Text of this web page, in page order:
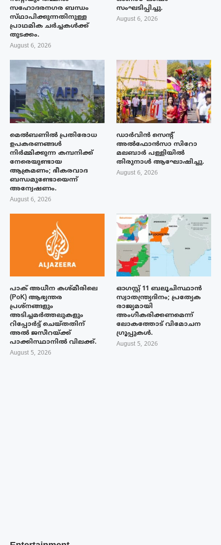
സഹോദരനഗര ബന്ധം
സ്‌ഥാപിക്കുന്നതിനുള്ള
പ്രാഥമിക ചർച്ചകൾക്ക്
തുടക്കം.
August 6, 2026
സംഘടിപ്പിച്ചു.
August 6, 2026
മെൽബണിൽ പ്രതിരോധ
ഉപകരണങ്ങൾ
നിർമ്മിക്കുന്ന കമ്പനിക്ക്
നേരെയുണ്ടായ
ആക്രമണം; ഭീകരവാദ
ബന്ധമുണ്ടോയെന്ന്
അന്വേഷണം.
August 6, 2026
ഡാർവിൻ സെന്റ്
അൽഫോൻസാ സിറോ
മലബാർ പള്ളിയിൽ
തിരുനാൾ ആഘോഷിച്ചു.
August 6, 2026
പാക് അധീന കശ്മീരിലെ
(PoK) ആഭ്യന്തര
പ്രശ്നങ്ങളും
അടിച്ചമർത്തലുകളും
റിപ്പോർട്ട് ചെയ്തതിന്
അൽ ജസീറയ്‌ക്ക്
പാക്കിസ്ഥാനിൽ വിലക്ക്.
August 5, 2026
ഓഗസ്റ്റ് 11 ബലൂചിസ്ഥാൻ
സ്വാതന്ത്ര്യദിനം; പ്രത്യേക
രാജ്യമായി
അംഗീകരിക്കണമെന്ന്
ലോകത്തോട് വിമോചന
ഗ്രൂപ്പുകൾ.
August 5, 2026